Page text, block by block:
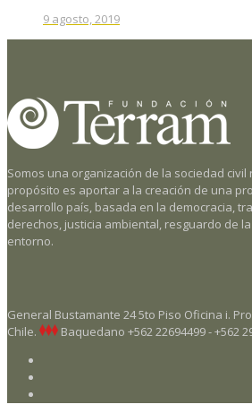
9 agosto, 2019
Somos una organización de la sociedad civil
propósito es aportar a la creación de una
desarrollo país, basada en la democracia,
derechos, justicia ambiental, resguardo de
entorno.
General Bustamante 24 5to Piso Oficina i.
Chile.
Baquedano +562 22694499 - +562